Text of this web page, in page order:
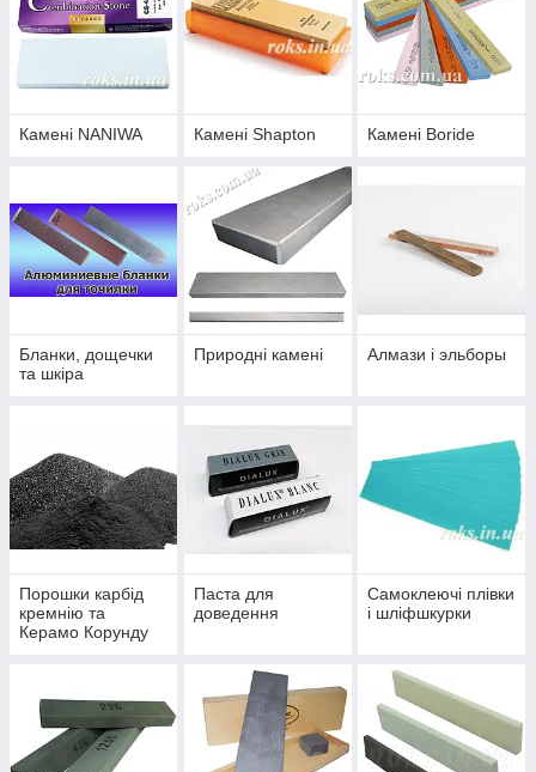
Камені NANIWA Камені Shapton Камені Boride
Бланки, дощечки
та шкіра
Природні камені Алмази і эльборы
Порошки карбід
кремнію та
Керамо Корунду
Паста для
доведення
Самоклеючі плівки
і шліфшкурки